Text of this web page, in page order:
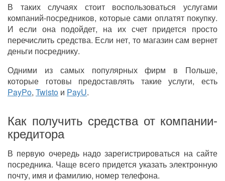
В таких случаях стоит воспользоваться услугами
компаний-посредников, которые сами оплатят покупку.
И если она подойдет, на их счет придется просто
перечислить средства. Если нет, то магазин сам вернет
деньги посреднику.
Одними из самых популярных фирм в Польше,
которые готовы предоставлять такие услуги, есть
PayPo, Twisto и PayU.
Как получить средства от компании-
кредитора
В первую очередь надо зарегистрироваться на сайте
посредника. Чаще всего придется указать электронную
почту, имя и фамилию, номер телефона.